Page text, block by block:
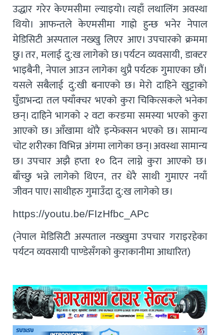
उद्धार गरेर केएमसीमा ल्याइयो। त्यहाँ लथालिंग अवस्था
थियो। आफन्तले केएमसीमा गाह्रो हुन्छ भनेर नेपाल
मेडिसिटी अस्पताल नख्खु लिएर आए। उपचारको क्रममा
छु। तर, मलाई दु:ख लागेको छ। पर्यटन व्यवसायी, डाक्टर
भाइबैनी, नेपाल आउन लागेका थुप्रै पर्यटक गुमाएका छौं।
यसले सबैलाई दु:खी बनाएको छ। मेरो दाहिने खुट्टाको
घुँडाभन्दा तल फ्याँक्चर भएको कुरा चिकित्सकले भनेका
छन्। दाहिने भागको २ वटा करङमा समस्या भएको कुरा
आएको छ। आँखामा थोरै इन्फेक्सन भएको छ। सामान्य
चोट शरीरका विभिन्न अंगमा लागेका छन्। अवस्था सामान्य
छ। उपचार अझै हप्ता १० दिन लाग्ने कुरा आएको छ।
बाँच्छु भन्ने लागेको थिएन, तर धेरै साथी गुमाएर नयाँ
जीवन पाए। साथीहरु गुमाउँदा दु:ख लागेको छ।
https://youtu.be/FIzHfbc_APc
(नेपाल मेडिसिटी अस्पताल नख्खुमा उपचार गराइरहेका
पर्यटन व्यवसायी पाण्डेसँगकाे कुराकानीमा आधारित)